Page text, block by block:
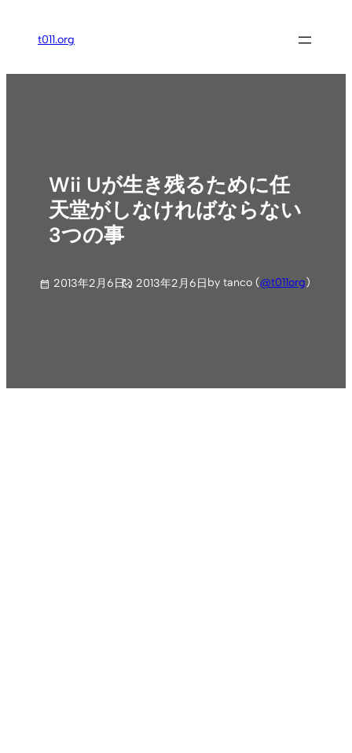
ス
t011.org
Wii Uが生き残るために任
天堂がしなければならない
3つの事
2013年2月6日 2013年2月6日by tanco (@t011org)